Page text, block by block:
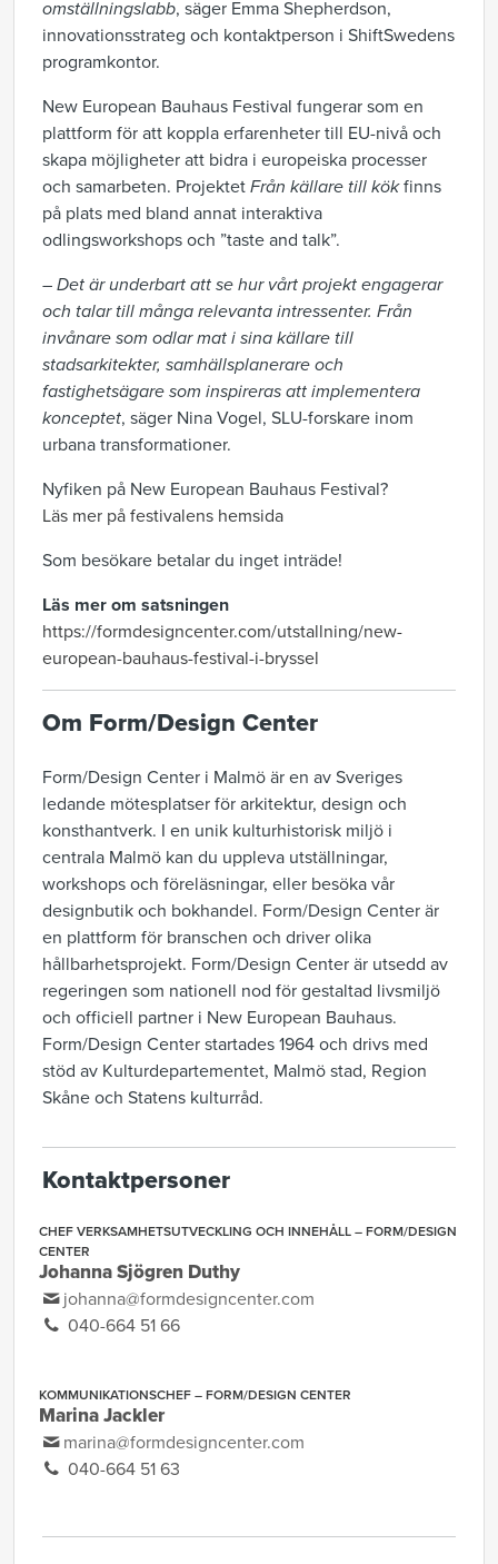
omställningslabb, säger Emma Shepherdson,
innovationsstrateg och kontaktperson i ShiftSwedens
programkontor.
New European Bauhaus Festival fungerar som en
plattform för att koppla erfarenheter till EU-nivå och
skapa möjligheter att bidra i europeiska processer
och samarbeten. Projektet Från källare till kökfinns
på plats med bland annat interaktiva
odlingsworkshops och ”taste and talk”.
– Det är underbart att se hur vårt projekt engagerar
och talar till många relevanta intressenter. Från
invånare som odlar mat i sina källare till
stadsarkitekter, samhällsplanerare och
fastighetsägare som inspireras att implementera
konceptet, säger Nina Vogel, SLU-forskare inom
urbana transformationer.
Nyfiken på New European Bauhaus Festival?
Läs mer på festivalens hemsida
Som besökare betalar du inget inträde!
Läs mer om satsningen
https://formdesigncenter.com/utstallning/new-
european-bauhaus-festival-i-bryssel
Om Form/Design Center
Form/Design Center i Malmö är en av Sveriges
ledande mötesplatser för arkitektur, design och
konsthantverk. I en unik kulturhistorisk miljö i
centrala Malmö kan du uppleva utställningar,
workshops och föreläsningar, eller besöka vår
designbutik och bokhandel. Form/Design Center är
en plattform för branschen och driver olika
hållbarhetsprojekt. Form/Design Center är utsedd av
regeringen som nationell nod för gestaltad livsmiljö
och officiell partner i New European Bauhaus.
Form/Design Center startades 1964 och drivs med
stöd av Kulturdepartementet, Malmö stad, Region
Skåne och Statens kulturråd.
Kontaktpersoner
CHEF VERKSAMHETSUTVECKLING OCH INNEHÅLL – FORM/DESIGN
CENTER
Johanna Sjögren Duthy
johanna@formdesigncenter.com
040-664 51 66
KOMMUNIKATIONSCHEF – FORM/DESIGN CENTER
Marina Jackler
marina@formdesigncenter.com
040-664 51 63